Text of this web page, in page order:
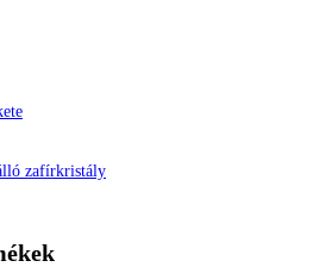
zafírkristály